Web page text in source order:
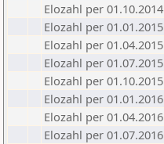
Elozahl per 01.10.2014
Elozahl per 01.01.2015
Elozahl per 01.04.2015
Elozahl per 01.07.2015
Elozahl per 01.10.2015
Elozahl per 01.01.2016
Elozahl per 01.04.2016
Elozahl per 01.07.2016